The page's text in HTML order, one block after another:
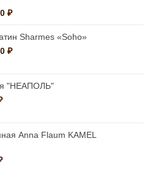
₽Диапазон
27,900 ₽
–
Sharmes «Soho»
₽Диапазон
–
"НЕАПОЛЬ"
Диапазон
–
Anna Flaum KAMEL
Диапазон